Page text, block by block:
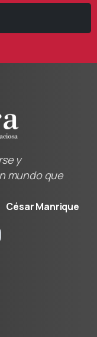
y
mundo que
César Manrique